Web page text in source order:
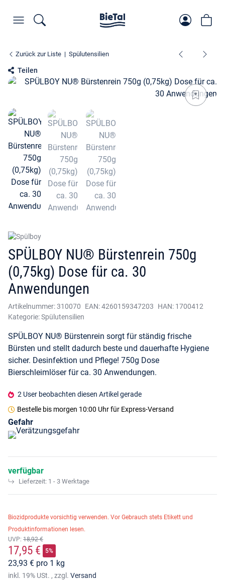
Zurück zur Liste Spülutensilien
SPÜLBOY NU® Bürstenrein 750g
(0,75kg) Dose für ca. 30
Anwendungen
Artikelnummer:310070 EAN:4260159347203 HAN: 1700412
Kategorie:Spülutensilien
SPÜLBOY NU® Bürstenrein sorgt für ständig frische
Bürsten und stellt dadurch beste und dauerhafte Hygiene
sicher. Desinfektion und Pflege! 750g Dose
Bierschleimlöser für ca. 30 Anwendungen.
2 User beobachten diesen Artikel gerade
Bestelle bis morgen 10:00 Uhrfür Express-Versand
Gefahr
verfügbar
Lieferzeit: 1 - 3 Werktage
Biozidprodukte vorsichtig verwenden. Vor Gebrauch stets Etikett und
Produktinformationen lesen.
UVP: 18,92 €
17,95 € 5%
23,93 € pro 1 kg
inkl. 19% USt. , zzgl. Versand
Teilen